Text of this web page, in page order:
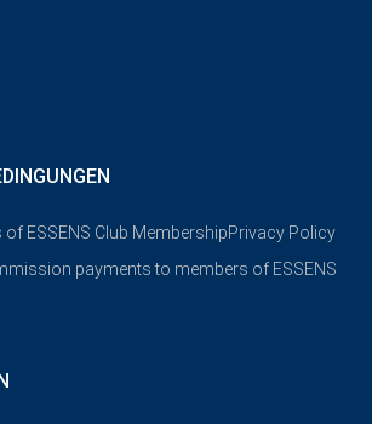
ESSENS Club MembershipPrivacy Policy
payments to members of ESSENS